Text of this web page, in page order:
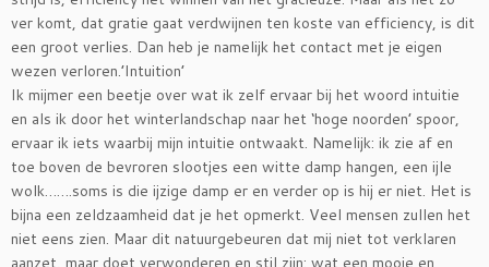
ver komt, dat gratie gaat verdwijnen ten koste van efficiency, is dit
een groot verlies. Dan heb je namelijk het contact met je eigen
wezen verloren.’Intuition’
Ik mijmer een beetje over wat ik zelf ervaar bij het woord intuitie
en als ik door het winterlandschap naar het ‘hoge noorden’ spoor,
ervaar ik iets waarbij mijn intuitie ontwaakt. Namelijk: ik zie af en
toe boven de bevroren slootjes een witte damp hangen, een ijle
wolk…….soms is die ijzige damp er en verder op is hij er niet. Het is
bijna een zeldzaamheid dat je het opmerkt. Veel mensen zullen het
niet eens zien. Maar dit natuurgebeuren dat mij niet tot verklaren